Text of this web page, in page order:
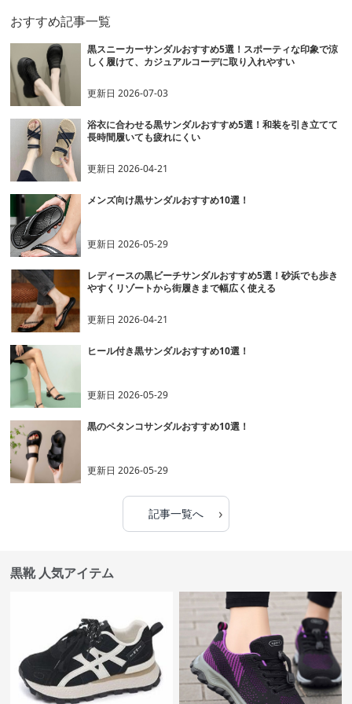
おすすめ記事一覧
黒スニーカーサンダルおすすめ5選！スポーティな印象で涼
しく履けて、カジュアルコーデに取り入れやすい
更新日2026-07-03
浴衣に合わせる黒サンダルおすすめ5選！和装を引き立てて
長時間履いても疲れにくい
更新日2026-04-21
メンズ向け黒サンダルおすすめ10選！
更新日2026-05-29
レディースの黒ビーチサンダルおすすめ5選！砂浜でも歩き
やすくリゾートから街履きまで幅広く使える
更新日2026-04-21
ヒール付き黒サンダルおすすめ10選！
更新日2026-05-29
黒のペタンコサンダルおすすめ10選！
更新日2026-05-29
記事一覧へ ›
黒靴 人気アイテム